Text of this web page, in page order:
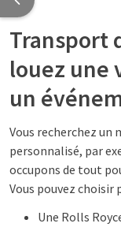
Transport
louez une
un
Vous recherchez un
personnalisé, par
occupons de tout
Vous pouvez choisir
Une Rolls